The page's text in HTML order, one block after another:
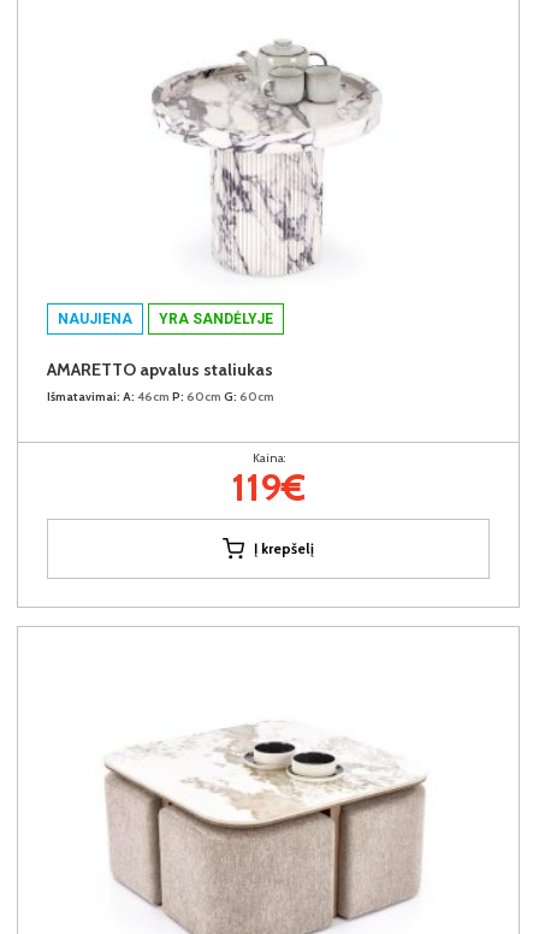
NAUJIENA YRA SANDĖLYJE
AMARETTO apvalus staliukas
Išmatavimai: A: 46cm P: 60cm G: 60cm
Kaina:
119€
Į krepšelį